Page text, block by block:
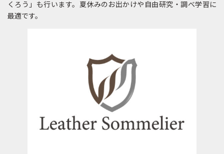
くろう」も行います。夏休みのお出かけや自由研究・調べ学習に
最適です。